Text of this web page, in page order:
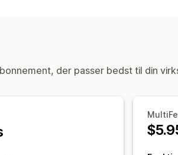
der passer bedst til din